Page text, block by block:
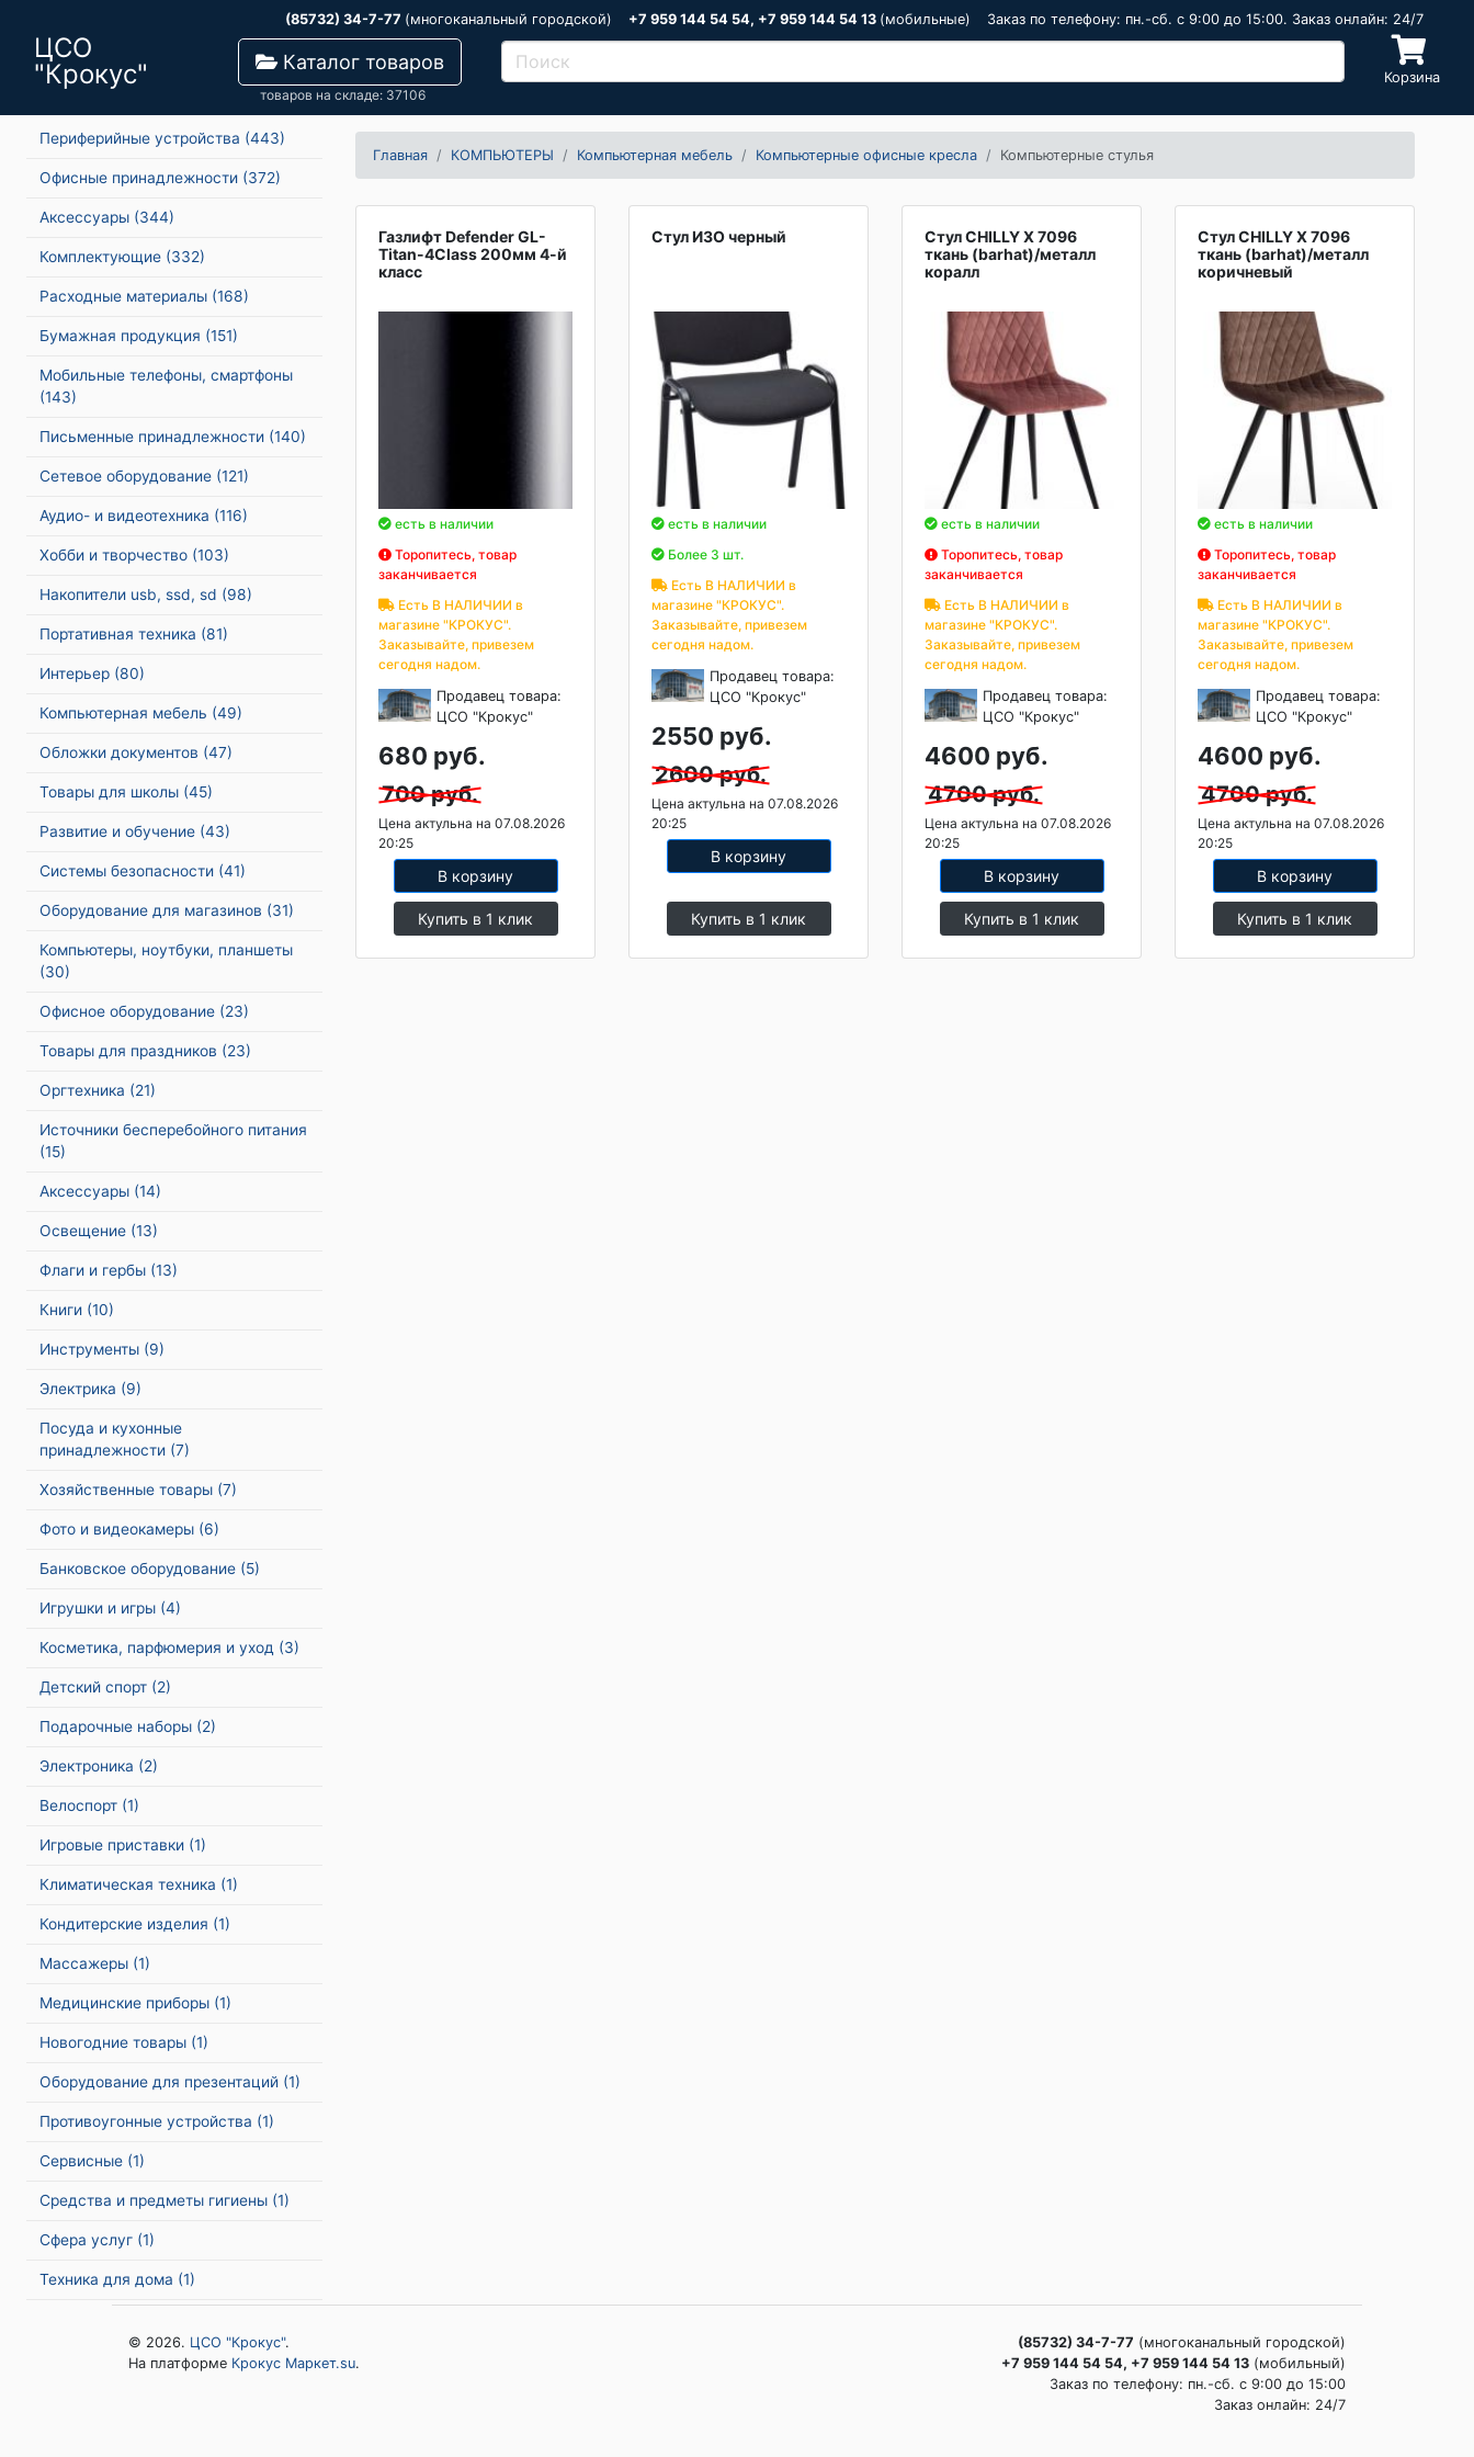
(85732) 34-7-77 (многоканальный городской) +7 959 144 54 54, +7 959 144 54 13 (мобильные) Заказ по телефону: пн.-сб. c 9:00 до 15:00. Заказ онлайн: 24/7
ЦСО
"Крокус"
Каталог товаров
товаров на складе: 37106
Корзина
Периферийные устройства (443)
Офисные принадлежности (372)
Аксессуары (344)
Комплектующие (332)
Расходные материалы (168)
Бумажная продукция (151)
Мобильные телефоны, смартфоны
(143)
Письменные принадлежности (140)
Сетевое оборудование (121)
Аудио- и видеотехника (116)
Хобби и творчество (103)
Накопители usb, ssd, sd (98)
Портативная техника (81)
Интерьер (80)
Компьютерная мебель (49)
Обложки документов (47)
Товары для школы (45)
Развитие и обучение (43)
Системы безопасности (41)
Оборудование для магазинов (31)
Компьютеры, ноутбуки, планшеты
(30)
Офисное оборудование (23)
Товары для праздников (23)
Оргтехника (21)
Источники бесперебойного питания
(15)
Аксессуары (14)
Освещение (13)
Флаги и гербы (13)
Книги (10)
Инструменты (9)
Электрика (9)
Посуда и кухонные
принадлежности (7)
Хозяйственные товары (7)
Фото и видеокамеры (6)
Банковское оборудование (5)
Игрушки и игры (4)
Косметика, парфюмерия и уход (3)
Детский спорт (2)
Подарочные наборы (2)
Электроника (2)
Велоспорт (1)
Игровые приставки (1)
Климатическая техника (1)
Кондитерские изделия (1)
Массажеры (1)
Медицинские приборы (1)
Новогодние товары (1)
Оборудование для презентаций (1)
Противоугонные устройства (1)
Сервисные (1)
Средства и предметы гигиены (1)
Сфера услуг (1)
Техника для дома (1)
Главная КОМПЬЮТЕРЫ Компьютерная мебель Компьютерные офисные кресла Компьютерные стулья
Газлифт Defender GL-
Titan-4Class 200мм 4-й
класс
есть в наличии
Торопитесь, товар
заканчивается
Есть В НАЛИЧИИ в
магазине "КРОКУС".
Заказывайте, привезем
сегодня надом.
Продавец товара:
ЦСО "Крокус"
680 руб.
700 руб.
Цена актульна на 07.08.2026
20:25
В корзину
Купить в 1 клик
Стул ИЗО черный
есть в наличии
Более 3 шт.
Есть В НАЛИЧИИ в
магазине "КРОКУС".
Заказывайте, привезем
сегодня надом.
Продавец товара:
ЦСО "Крокус"
2550 руб.
2600 руб.
Цена актульна на 07.08.2026
20:25
В корзину
Купить в 1 клик
Стул CHILLY X 7096
ткань (barhat)/металл
коралл
есть в наличии
Торопитесь, товар
заканчивается
Есть В НАЛИЧИИ в
магазине "КРОКУС".
Заказывайте, привезем
сегодня надом.
Продавец товара:
ЦСО "Крокус"
4600 руб.
4700 руб.
Цена актульна на 07.08.2026
20:25
В корзину
Купить в 1 клик
Стул CHILLY X 7096
ткань (barhat)/металл
коричневый
есть в наличии
Торопитесь, товар
заканчивается
Есть В НАЛИЧИИ в
магазине "КРОКУС".
Заказывайте, привезем
сегодня надом.
Продавец товара:
ЦСО "Крокус"
4600 руб.
4700 руб.
Цена актульна на 07.08.2026
20:25
В корзину
Купить в 1 клик
© 2026. ЦСО "Крокус".
На платформе Крокус Маркет.su.
(85732) 34-7-77 (многоканальный городской)
+7 959 144 54 54, +7 959 144 54 13 (мобильный)
Заказ по телефону: пн.-сб. c 9:00 до 15:00
Заказ онлайн: 24/7